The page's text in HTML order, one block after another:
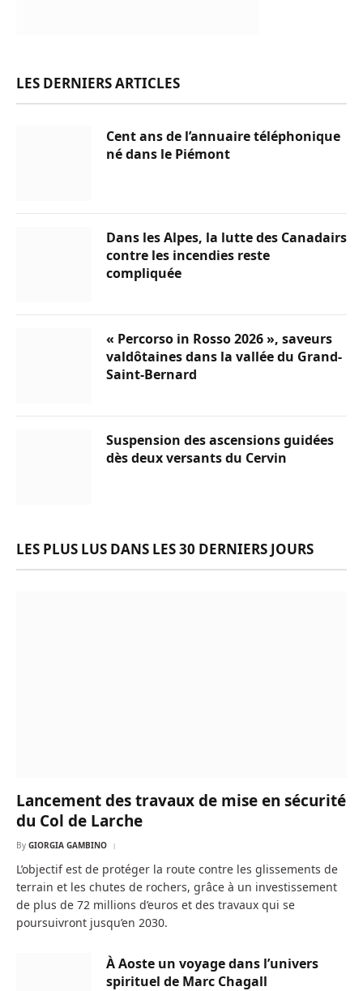
LES DERNIERS ARTICLES
Cent ans de l’annuaire téléphonique
né dans le Piémont
Dans les Alpes, la lutte des Canadairs
contre les incendies reste
compliquée
« Percorso in Rosso 2026 », saveurs
valdôtaines dans la vallée du Grand-
Saint-Bernard
Suspension des ascensions guidées
dès deux versants du Cervin
LES PLUS LUS DANS LES 30 DERNIERS JOURS
Lancement des travaux de mise en sécurité
du Col de Larche
By GIORGIA GAMBINO
L’objectif est de protéger la route contre les glissements de
terrain et les chutes de rochers, grâce à un investissement
de plus de 72 millions d’euros et des travaux qui se
poursuivront jusqu’en 2030.
À Aoste un voyage dans l’univers
spirituel de Marc Chagall